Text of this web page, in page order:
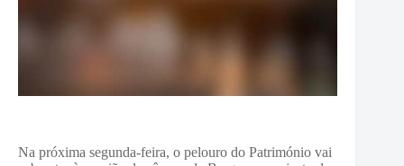
Na próxima segunda-feira, o pelouro do Património vai